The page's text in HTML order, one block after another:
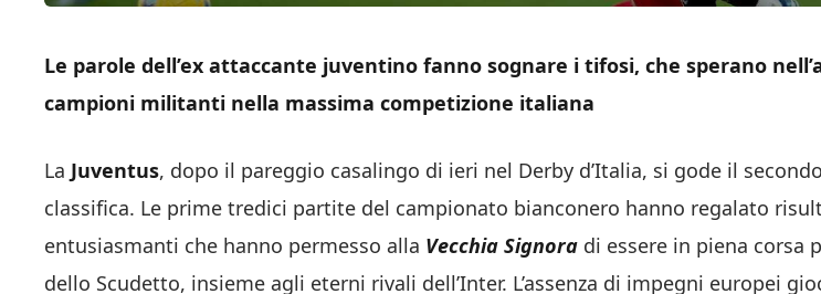
Le parole dell’ex attaccante juventino fanno sognare i tifosi, che sperano
campioni militanti nella massima competizione italiana
La Juventus, dopo il pareggio casalingo di ieri nel Derby d’Italia, si gode il
classifica. Le prime tredici partite del campionato bianconero hanno regalato
entusiasmanti che hanno permesso alla Vecchia Signora di essere in piena corsa
dello Scudetto, insieme agli eterni rivali dell’Inter. L’assenza di impegni europei